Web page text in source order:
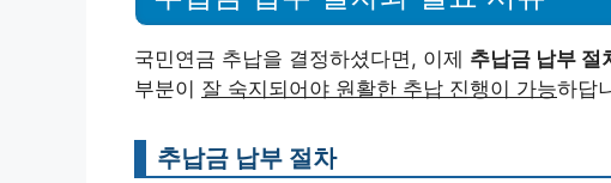
국민연금 추납을 결정하셨다면, 이제 추납금 납부 절
부분이 잘 숙지되어야 원활한 추납 진행이 가능하답
추납금 납부 절차